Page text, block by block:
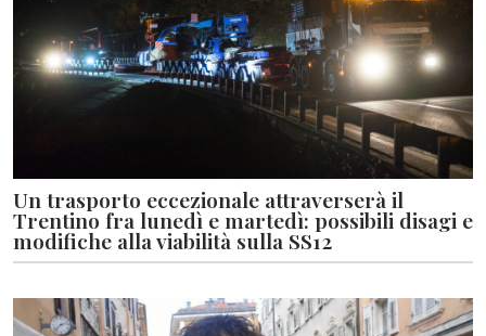
Un trasporto eccezionale attraverserà il
Trentino fra lunedì e martedì: possibili disagi e
modifiche alla viabilità sulla SS12